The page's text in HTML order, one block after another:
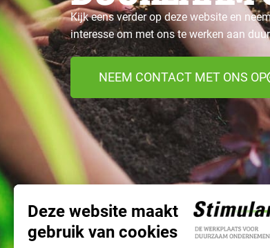
Kijk eens verder op deze website en
interesse om met ons te werken aan
NEEM CONTACT MET ONS OP